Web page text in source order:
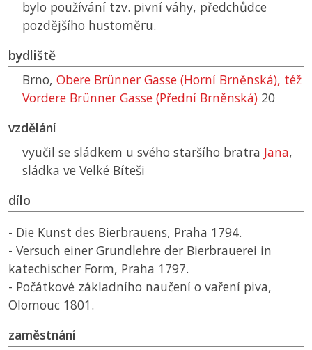
bylo používání tzv. pivní váhy, předchůdce
pozdějšího hustoměru.
bydliště
Brno, Obere Brünner Gasse (Horní Brněnská), též
Vordere Brünner Gasse (Přední Brněnská) 20
vzdělání
vyučil se sládkem u svého staršího bratra Jana,
sládka ve Velké Bíteši
dílo
- Die Kunst des Bierbrauens, Praha 1794.
- Versuch einer Grundlehre der Bierbrauerei in
katechischer Form, Praha 1797.
- Počátkové základního naučení o vaření piva,
Olomouc 1801.
zaměstnání